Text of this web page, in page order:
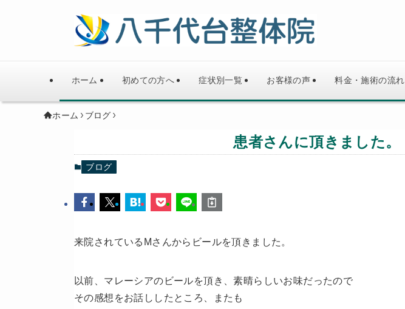
ホーム 初めての方へ 症状別一覧 お客様の声 料金・施術の流れ
ホーム ブログ
患者さんに頂きました。
ブログ
来院されているMさんからビールを頂きました。
以前、マレーシアのビールを頂き、素晴らしいお味だったので
その感想をお話ししたところ、またも